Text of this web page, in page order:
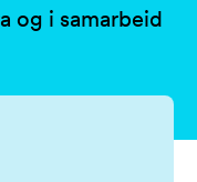
og i samarbeid